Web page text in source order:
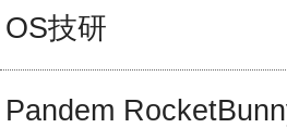
OS技研
Pandem